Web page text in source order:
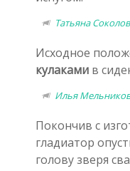
Татьяна
Исходное
кулаками в
Илья
Покончив с
гладиатор
голову зверя